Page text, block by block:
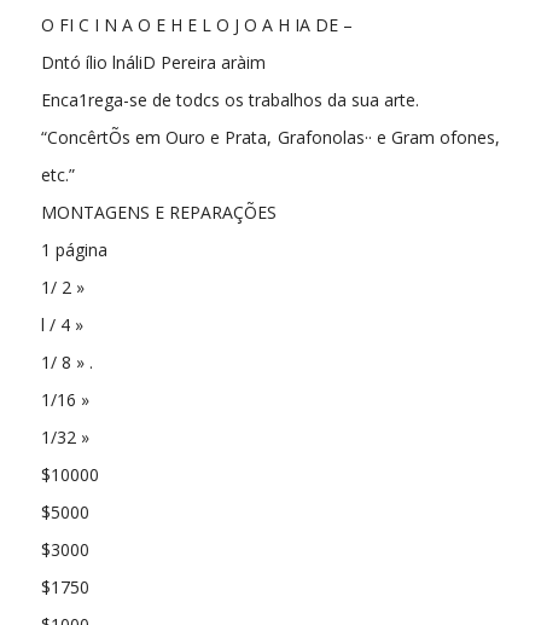
O FI C I N A O E H E L O J O A H IA DE –
Dntó ílio lnáliD Pereira aràim
Enca1rega-se de todcs os trabalhos da sua arte.
“ConcêrtÕs em Ouro e Prata, Grafonolas·· e Gram ofones,
etc.”
MONTAGENS E REPARAÇÕES
1 página
1/ 2 »
l / 4 »
1/ 8 » .
1/16 »
1/32 »
$10000
$5000
$3000
$1750